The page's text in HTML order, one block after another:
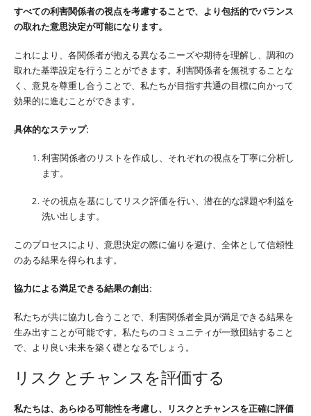
すべての利害関係者の視点を考慮することで、より包括的でバランス
の取れた意思決定が可能になります。
これにより、各関係者が抱える異なるニーズや期待を理解し、調和の
取れた基準設定を行うことができます。利害関係者を無視することな
く、意見を尊重し合うことで、私たちが目指す共通の目標に向かって
効果的に進むことができます。
具体的なステップ:
利害関係者のリストを作成し、それぞれの視点を丁寧に分析し
ます。
その視点を基にしてリスク評価を行い、潜在的な課題や利益を
洗い出します。
このプロセスにより、意思決定の際に偏りを避け、全体として信頼性
のある結果を得られます。
協力による満足できる結果の創出:
私たちが共に協力し合うことで、利害関係者全員が満足できる結果を
生み出すことが可能です。私たちのコミュニティが一致団結すること
で、より良い未来を築く礎となるでしょう。
リスクとチャンスを評価する
私たちは、あらゆる可能性を考慮し、リスクとチャンスを正確に評価